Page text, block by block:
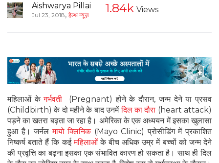
Aishwarya Pillai
Jul 23, 2018, हेल्थ न्यूज़ 1.84k Views
महिलाओं केगर्भवती (Pregnant) होने के दौरान, जन्म देने या प्रसव
(Childbirth) के दो महीने के बाद उनमेंदिल का दौरा (heart attack)
पड़ने का खतरा बढ़ता जा रहा है। अमेरिका के एक अध्ययन में इसका खुलासा
हुआ है। जर्नलमायो क्लिनिक(Mayo Clinic) प्रोसीडिंग में प्रकाशित
निष्कर्ष बताते हैं कि कईमहिलाओंके बीच अधिक उम्र में बच्चों को जन्म देने
की प्रवृत्ति का बढ़ना इसका एक संभावित कारण हो सकता है। साथ ही दिल